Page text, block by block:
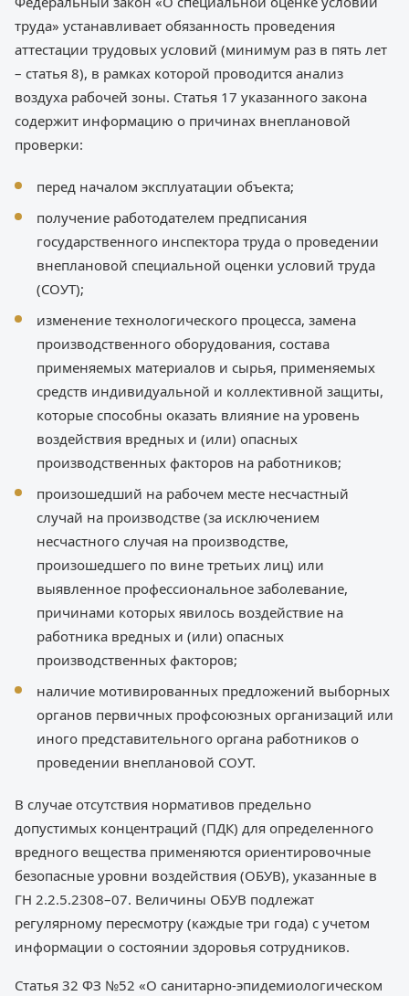
труда» устанавливает обязанность проведения
аттестации трудовых условий (минимум раз в пять лет
– статья 8), в рамках которой проводится анализ
воздуха рабочей зоны. Статья 17 указанного закона
содержит информацию о причинах внеплановой
проверки:
перед началом эксплуатации объекта;
получение работодателем предписания
государственного инспектора труда о проведении
внеплановой специальной оценки условий труда
(СОУТ);
изменение технологического процесса, замена
производственного оборудования, состава
применяемых материалов и сырья, применяемых
средств индивидуальной и коллективной защиты,
которые способны оказать влияние на уровень
воздействия вредных и (или) опасных
производственных факторов на работников;
произошедший на рабочем месте несчастный
случай на производстве (за исключением
несчастного случая на производстве,
произошедшего по вине третьих лиц) или
выявленное профессиональное заболевание,
причинами которых явилось воздействие на
работника вредных и (или) опасных
производственных факторов;
наличие мотивированных предложений выборных
органов первичных профсоюзных организаций или
иного представительного органа работников о
проведении внеплановой СОУТ.
В случае отсутствия нормативов предельно
допустимых концентраций (ПДК) для определенного
вредного вещества применяются ориентировочные
безопасные уровни воздействия (ОБУВ), указанные в
ГН 2.2.5.2308–07. Величины ОБУВ подлежат
регулярному пересмотру (каждые три года) с учетом
информации о состоянии здоровья сотрудников.
Статья 32 ФЗ №52 «О санитарно-эпидемиологическом